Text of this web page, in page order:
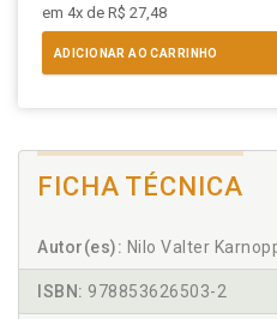
em 4x de R$ 27,48
ADICIONAR AO CARRINHO
FICHA TÉCNICA
Autor(es): Nilo Valter
ISBN: 978853626503-2